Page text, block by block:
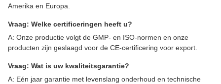
Amerika en Europa.
Vraag: Welke certificeringen heeft u?
A: Onze productie volgt de GMP- en ISO-normen en onze
producten zijn geslaagd voor de CE-certificering voor export.
Vraag: Wat is uw kwaliteitsgarantie?
A: Eén jaar garantie met levenslang onderhoud en technische